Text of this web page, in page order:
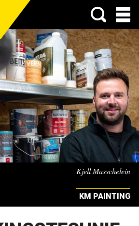
Menu
Kjell Masschelein
KM PAINTING